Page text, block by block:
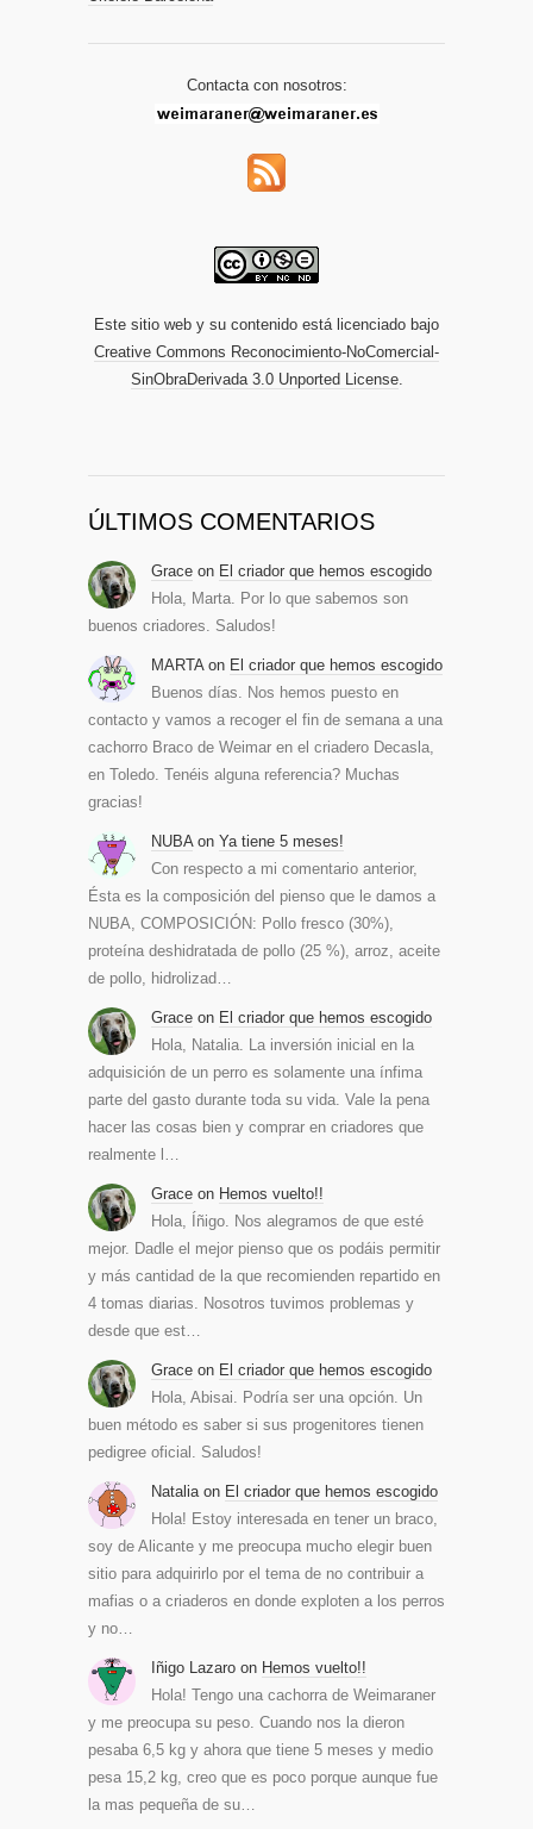
Contacta con nosotros:
Este sitio web y su contenido está licenciado bajo
Creative Commons Reconocimiento-NoComercial-
SinObraDerivada 3.0 Unported License.
ÚLTIMOS COMENTARIOS
Grace on El criador que hemos escogido
Hola, Marta. Por lo que sabemos son
buenos criadores. Saludos!
MARTA on El criador que hemos escogido
Buenos días. Nos hemos puesto en
contacto y vamos a recoger el fin de semana a una
cachorro Braco de Weimar en el criadero Decasla,
en Toledo. Tenéis alguna referencia? Muchas
gracias!
NUBA on Ya tiene 5 meses!
Con respecto a mi comentario anterior,
Ésta es la composición del pienso que le damos a
NUBA, COMPOSICIÓN: Pollo fresco (30%),
proteína deshidratada de pollo (25 %), arroz, aceite
de pollo, hidrolizad…
Grace on El criador que hemos escogido
Hola, Natalia. La inversión inicial en la
adquisición de un perro es solamente una ínfima
parte del gasto durante toda su vida. Vale la pena
hacer las cosas bien y comprar en criadores que
realmente l…
Grace on Hemos vuelto!!
Hola, Íñigo. Nos alegramos de que esté
mejor. Dadle el mejor pienso que os podáis permitir
y más cantidad de la que recomienden repartido en
4 tomas diarias. Nosotros tuvimos problemas y
desde que est…
Grace on El criador que hemos escogido
Hola, Abisai. Podría ser una opción. Un
buen método es saber si sus progenitores tienen
pedigree oficial. Saludos!
Natalia on El criador que hemos escogido
Hola! Estoy interesada en tener un braco,
soy de Alicante y me preocupa mucho elegir buen
sitio para adquirirlo por el tema de no contribuir a
mafias o a criaderos en donde exploten a los perros
y no…
Iñigo Lazaro on Hemos vuelto!!
Hola! Tengo una cachorra de Weimaraner
y me preocupa su peso. Cuando nos la dieron
pesaba 6,5 kg y ahora que tiene 5 meses y medio
pesa 15,2 kg, creo que es poco porque aunque fue
la mas pequeña de su…